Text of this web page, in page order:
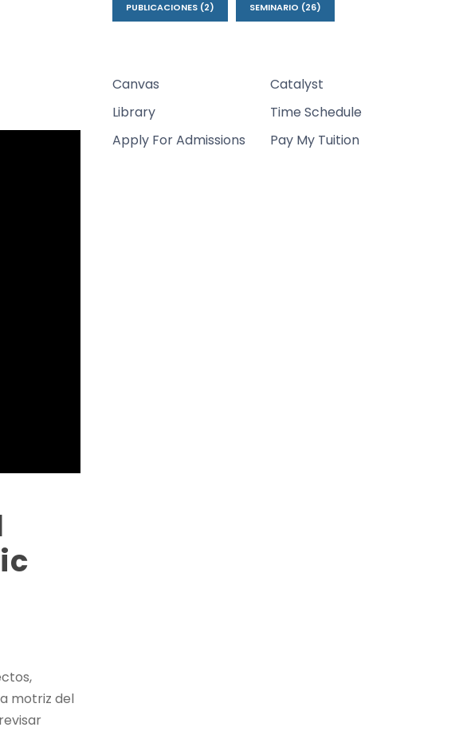
motriz del
PUBLICACIONES (2) SEMINARIO (26)
Canvas
Catalyst
Library
Time Schedule
Apply For Admissions
Pay My Tuition